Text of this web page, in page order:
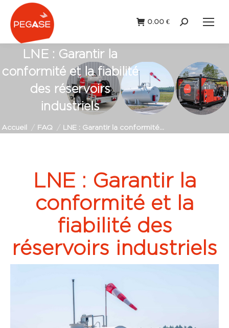
0.00 €
Recherche
LNE : Garantir la
conformité et la fiabilité
des réservoirs
industriels
Vous êtes ici :
Accueil FAQ LNE : Garantir la conformité…
LNE : Garantir la
conformité et la
fiabilité des
réservoirs industriels